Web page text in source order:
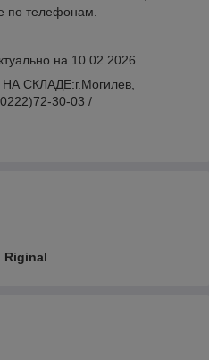
по телефонам.
на 10.02.2026
СКЛАДE:г.Могилев,
30-03 /
Riginal